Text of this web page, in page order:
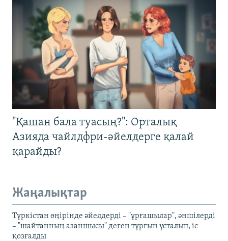
"Қашан бала туасың?": Орталық
Азияда чайлдфри-әйелдерге қалай
қарайды?
Жаңалықтар
Түркістан өңірінде әйелдерді – "ұрғашылар", әншілерді
– "шайтанның азаншысы" деген тұрғын ұсталып, іс
қозғалды